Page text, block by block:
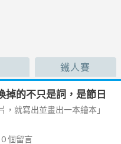
鐵人賽
掉的不只是詞，是節日
就寫出並畫出一本繪本」
0個留言